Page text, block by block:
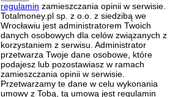
regulamin zamieszczania opinii w serwisie.
Totalmoney.pl sp. z o.o. z siedzibą we
Wrocławiu jest administratorem Twoich
danych osobowych dla celów związanych z
korzystaniem z serwisu. Administrator
przetwarza Twoje dane osobowe, które
podajesz lub pozostawiasz w ramach
zamieszczania opinii w serwisie.
Przetwarzamy te dane w celu wykonania
umowy z Tobą, tą umową jest regulamin